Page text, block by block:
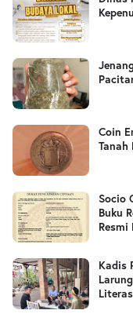
Coin
Tanah
Socio
Buku
Kadis